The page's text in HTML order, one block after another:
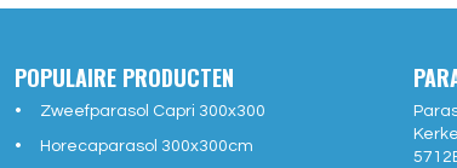
POPULAIRE PRODUCTEN
Zweefparasol Capri 300x300
Horecaparasol 300x300cm